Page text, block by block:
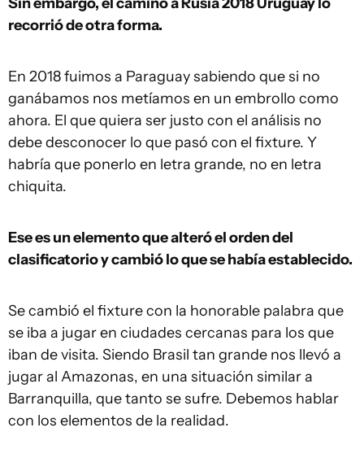
recorrió de otra forma.
En 2018 fuimos a Paraguay sabiendo que si no
ganábamos nos metíamos en un embrollo como
ahora. El que quiera ser justo con el análisis no
debe desconocer lo que pasó con el fixture. Y
habría que ponerlo en letra grande, no en letra
chiquita.
Ese es un elemento que alteró el orden del
clasificatorio y cambió lo que se había establecido.
Se cambió el fixture con la honorable palabra que
se iba a jugar en ciudades cercanas para los que
iban de visita. Siendo Brasil tan grande nos llevó a
jugar al Amazonas, en una situación similar a
Barranquilla, que tanto se sufre. Debemos hablar
con los elementos de la realidad.